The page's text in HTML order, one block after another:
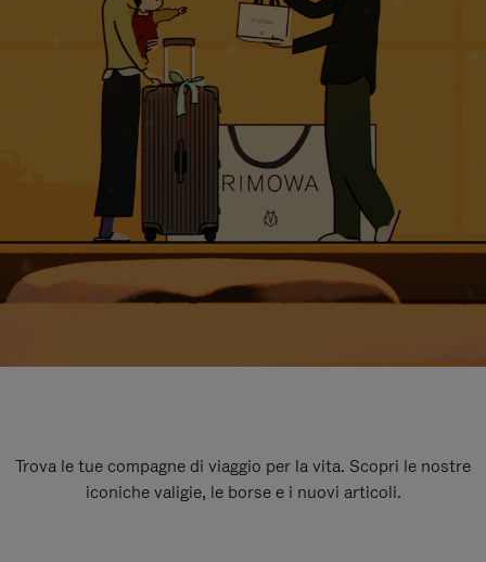
Trova le tue compagne di viaggio per la vita. Scopri le nostre
iconiche valigie, le borse e i nuovi articoli.